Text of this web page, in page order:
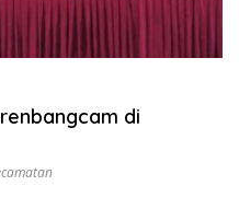
di